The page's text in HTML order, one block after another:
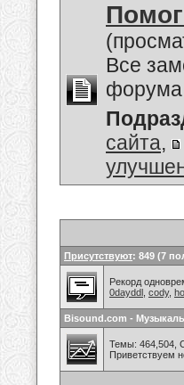
Все
форума
сайта,
Присутствуют: 849 (7
Рекорд
0dayddl cody,
Bisound.com -
Темы: 464,504,
Приветствуем